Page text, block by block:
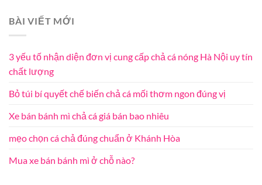
BÀI VIẾT MỚI
3 yếu tố nhận diện đơn vị cung cấp chả cá nóng Hà Nội uy tín
chất lượng
Bỏ túi bí quyết chế biến chả cá mối thơm ngon đúng vị
Xe bán bánh mì chả cá giá bán bao nhiêu
mẹo chọn cá chả đúng chuẩn ở Khánh Hòa
Mua xe bán bánh mì ở chỗ nào?